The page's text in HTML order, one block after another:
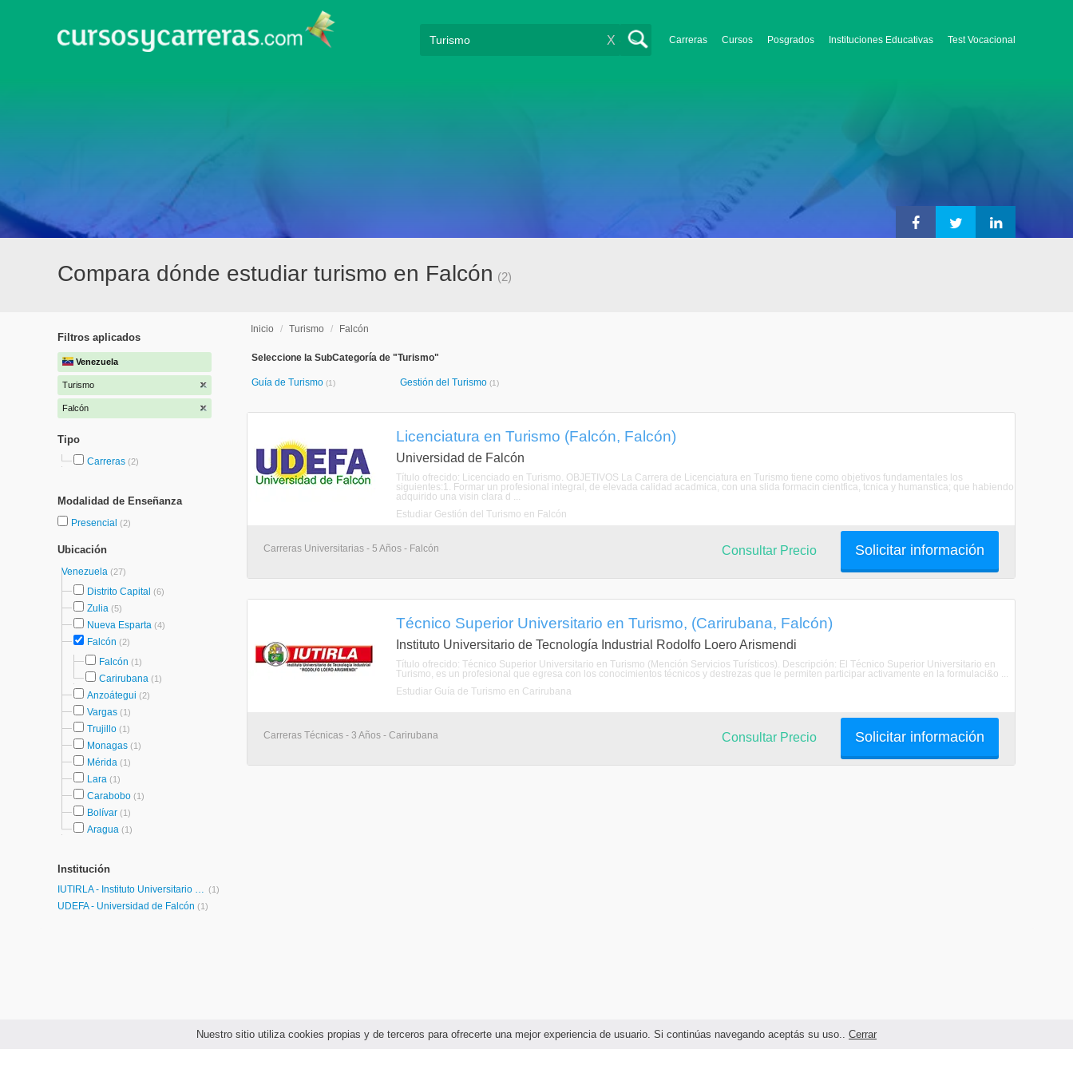
Nuestro sitio utiliza cookies propias y de terceros para ofrecerte una mejor experiencia de usuario. Si continúas navegando aceptás su uso.. Cerrar
Carreras Cursos Posgrados Instituciones Educativas Test Vocacional
X
Compara dónde estudiar turismo en Falcón (2)
Filtros aplicados
Venezuela
Turismo
Falcón
Tipo
Carreras (2)
Modalidad de Enseñanza
Presencial (2)
Ubicación
Venezuela (27)
Distrito Capital (6)
Zulia (5)
Nueva Esparta (4)
Falcón (2)
Falcón (1)
Carirubana (1)
Anzoátegui (2)
Vargas (1)
Trujillo (1)
Monagas (1)
Mérida (1)
Lara (1)
Carabobo (1)
Bolívar (1)
Aragua (1)
Institución
IUTIRLA - Instituto Universitario de Tecnología Industrial Rodolfo Loero Arismendi (1)
UDEFA - Universidad de Falcón (1)
Inicio / Turismo / Falcón
Seleccione la SubCategoría de "Turismo"
Guía de Turismo (1) Gestión del Turismo (1)
Licenciatura en Turismo (Falcón, Falcón)
Universidad de Falcón
Título ofrecido: Licenciado en Turismo. OBJETIVOS La Carrera de Licenciatura en Turismo tiene como objetivos fundamentales los
siguientes:1. Formar un profesional integral, de elevada calidad acadmica, con una slida formacin cientfica, tcnica y humanstica; que habiendo
adquirido una visin clara d ...
Estudiar Gestión del Turismo en Falcón
Carreras Universitarias - 5 Años - Falcón Solicitar información
Consultar Precio
Técnico Superior Universitario en Turismo, (Carirubana, Falcón)
Instituto Universitario de Tecnología Industrial Rodolfo Loero Arismendi
Título ofrecido: Técnico Superior Universitario en Turismo (Mención Servicios Turísticos). Descripción: El Técnico Superior Universitario en
Turismo, es un profesional que egresa con los conocimientos técnicos y destrezas que le permiten participar activamente en la formulaci&o ...
Estudiar Guía de Turismo en Carirubana
Carreras Técnicas - 3 Años - Carirubana Solicitar información
Consultar Precio